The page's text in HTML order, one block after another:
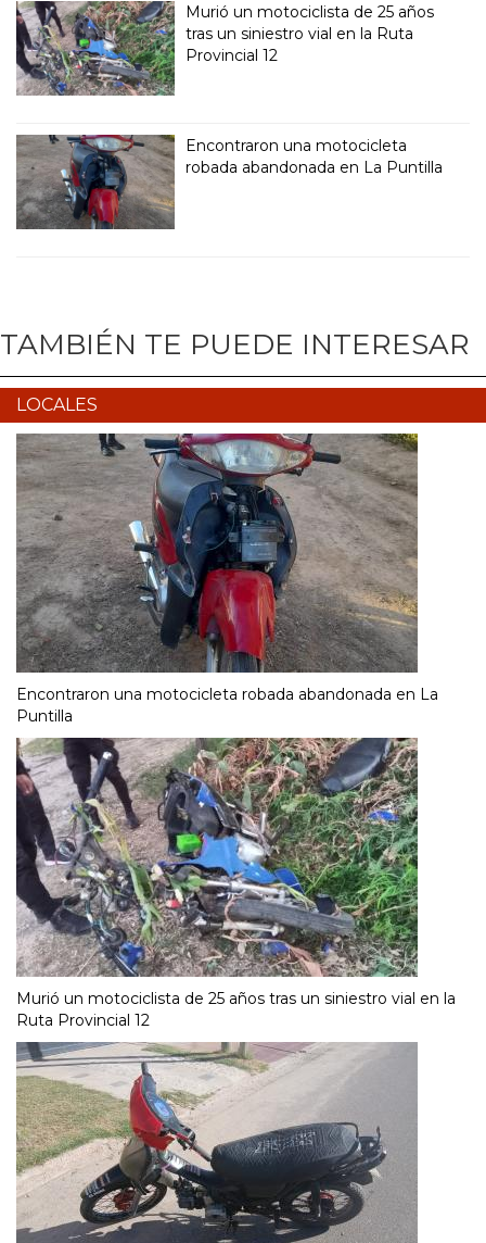
Murió un motociclista de 25 años
tras un siniestro vial en la Ruta
Provincial 12
Encontraron una motocicleta
robada abandonada en La Puntilla
TAMBIÉN TE PUEDE INTERESAR
LOCALES
Encontraron una motocicleta robada abandonada en La
Puntilla
Murió un motociclista de 25 años tras un siniestro vial en la
Ruta Provincial 12